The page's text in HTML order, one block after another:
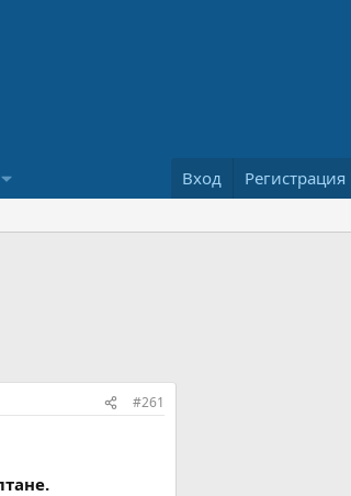
Вход Регистрация
#261